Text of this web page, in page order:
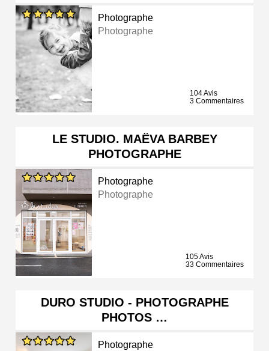
Photographe
Photographe
104 Avis
3 Commentaires
LE STUDIO. MAËVA BARBEY
PHOTOGRAPHE
Photographe
Photographe
105 Avis
33 Commentaires
DURO STUDIO - PHOTOGRAPHE
PHOTOS …
Photographe